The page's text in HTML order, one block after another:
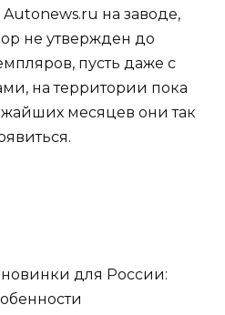
на заводе,
не утвержден до
пусть даже с
на территории пока
месяцев они так